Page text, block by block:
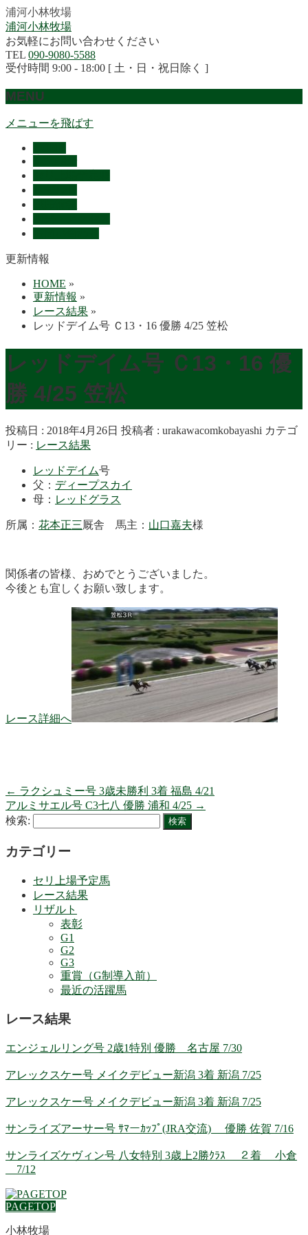
浦河小林牧場
浦河小林牧場
お気軽にお問い合わせください
TEL 090-9080-5588
受付時間 9:00 - 18:00 [ 土・日・祝日除く ]
MENU
メニューを飛ばす
更新情報
HOME »
更新情報 »
レース結果 »
レッドデイム号 Ｃ13・16 優勝 4/25 笠松
レッドデイム号 Ｃ13・16 優
勝 4/25 笠松
投稿日 : 2018年4月26日 投稿者 : urakawacomkobayashi カテゴ
リー : レース結果
レッドデイム号
父： ディープスカイ
母： レッドグラス
所属： 花本正三厩舎 馬主： 山口嘉夫様
関係者の皆様、おめでとうございました。
今後とも宜しくお願い致します。
レース詳細へ
← ラクシュミー号 3歳未勝利 3着 福島 4/21
アルミサエル号 C3七八 優勝 浦和 4/25 →
検索:
カテゴリー
セリ上場予定馬
レース結果
リザルト
表彰
G1
G2
G3
重賞（G制導入前）
最近の活躍馬
レース結果
エンジェルリング号 2歳1特別 優勝 名古屋 7/30
アレックスケー号 メイクデビュー新潟 3着 新潟 7/25
アレックスケー号 メイクデビュー新潟 3着 新潟 7/25
サンライズアーサー号 ｻﾏーｶｯﾌﾟ(JRA交流) 優勝 佐賀 7/16
サンライズケヴィン号 八女特別 3歳上2勝ｸﾗｽ ２着 小倉
7/12
PAGETOP
小林牧場